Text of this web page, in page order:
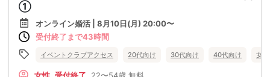
①
オンライン婚活 | 8月10日(月) 20:00〜
受付終了まで43時間
イベントクラブアクセス 20代向け 30代向け 40代向け 女